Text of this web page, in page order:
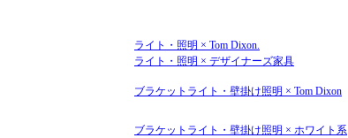
ライト・照明 × Tom Dixon.
ライト・照明 × デザイナーズ家具
ブラケットライト・壁掛け照明 × Tom Dixon
ブラケットライト・壁掛け照明 × ホワイト系